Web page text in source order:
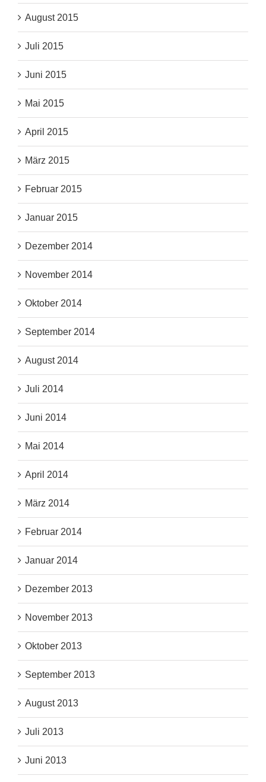
August 2015
Juli 2015
Juni 2015
Mai 2015
April 2015
März 2015
Februar 2015
Januar 2015
Dezember 2014
November 2014
Oktober 2014
September 2014
August 2014
Juli 2014
Juni 2014
Mai 2014
April 2014
März 2014
Februar 2014
Januar 2014
Dezember 2013
November 2013
Oktober 2013
September 2013
August 2013
Juli 2013
Juni 2013